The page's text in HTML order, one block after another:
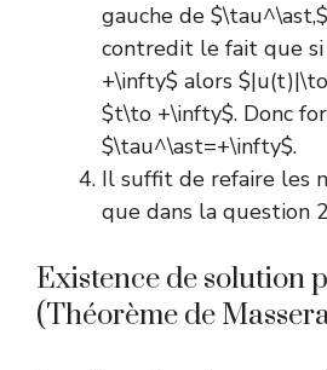
gauche de
contredit le fait que
+\infty$ alors
$t\to +\infty$. Donc
$\tau^\ast=+\infty$.
Il suffit de refaire les
que dans la question
Existence de solution
(Théorème de